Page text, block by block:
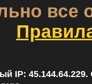
все
IP: 45.144.64.229.